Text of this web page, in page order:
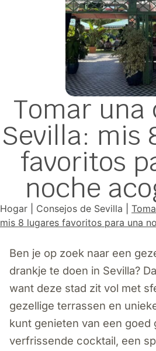
Tomar una
Sevilla: mis
favoritos
noche
Hogar Consejos de Sevilla
mis 8 lugares favoritos para una
Ben je op zoek naar een
drankje te doen in Sevilla?
want deze stad zit vol met
gezellige terrassen en
kunt genieten van een goed
verfrissende cocktail, een